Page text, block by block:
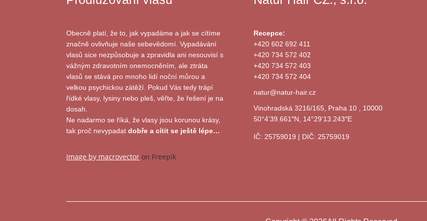
Obecně platí, že to, jak vypadáme a jak se cítíme
značně ovlivňuje naše sebevědomí. Vypadávání
vlasů sice nezpůsobuje a zpravidla ani nesouvisí s
vážným zdravotním onemocněním, ale ztráta
vlasů se stává pro mnoho lidí noční můrou a
velkou psychickou zátěží. Pokud Vás tedy trápí
řídké vlasy, lysiny nebo pleš, věřte, že řešení je na
dosah.
Ne nadarmo se říká, že vlasy jsou korunou krásy,
tak proč nevypadatdobře a cítit se ještě lépe…
Image by macrovector on Freepik
Recepce:
+420 602 692 411
+420 734 572 402
+420 734 572 403
+420 734 572 404
natur@natur-hair.cz
Vinohradská 3216/165, Praha 10 , 10000
50°4’39.661″N, 14°29’13.243″E
IČ: 25759019 | DIČ: 25759019